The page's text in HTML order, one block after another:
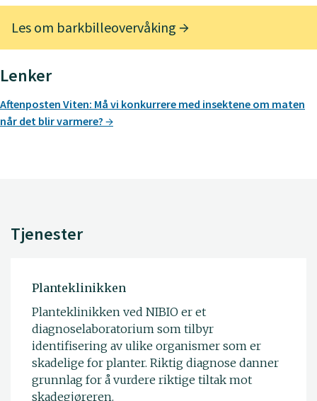
Les om barkbilleovervåking
Lenker
Aftenposten Viten: Må vi konkurrere med insektene om maten
når det blir varmere?
Tjenester
Planteklinikken
Planteklinikken ved NIBIO er et
diagnoselaboratorium som tilbyr
identifisering av ulike organismer som er
skadelige for planter. Riktig diagnose danner
grunnlag for å vurdere riktige tiltak mot
skadegjøreren.